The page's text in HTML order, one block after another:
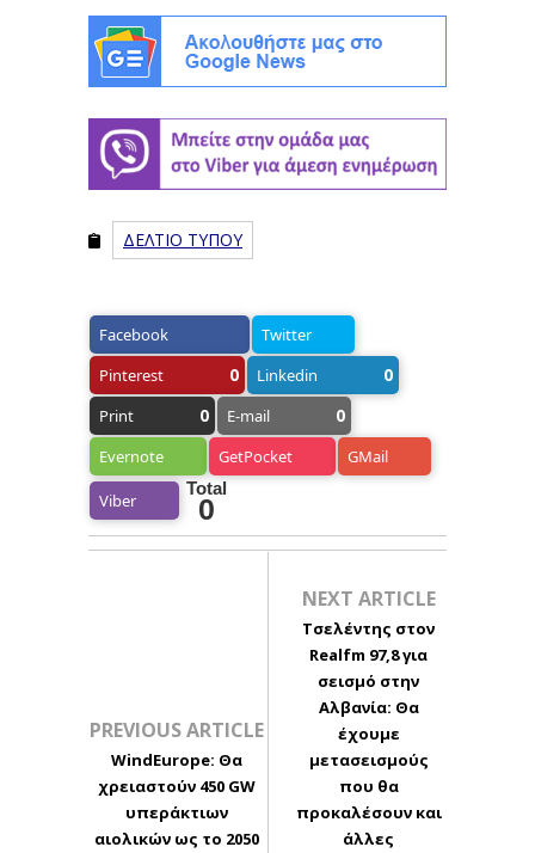
ΔΕΛΤΙΟ ΤΥΠΟΥ
Facebook
Twitter
Pinterest
0 Linkedin 0
Print 0 E-mail 0
Evernote GetPocket GMail
Viber
Total
0
PREVIOUS ARTICLE
WindEurope: Θα
χρειαστούν 450 GW
υπεράκτιων
αιολικών ως το 2050
NEXT ARTICLE
Τσελέντης στον
Realfm 97,8 για
σεισμό στην
Αλβανία: Θα
έχουμε
μετασεισμούς
που θα
προκαλέσουν και
άλλες